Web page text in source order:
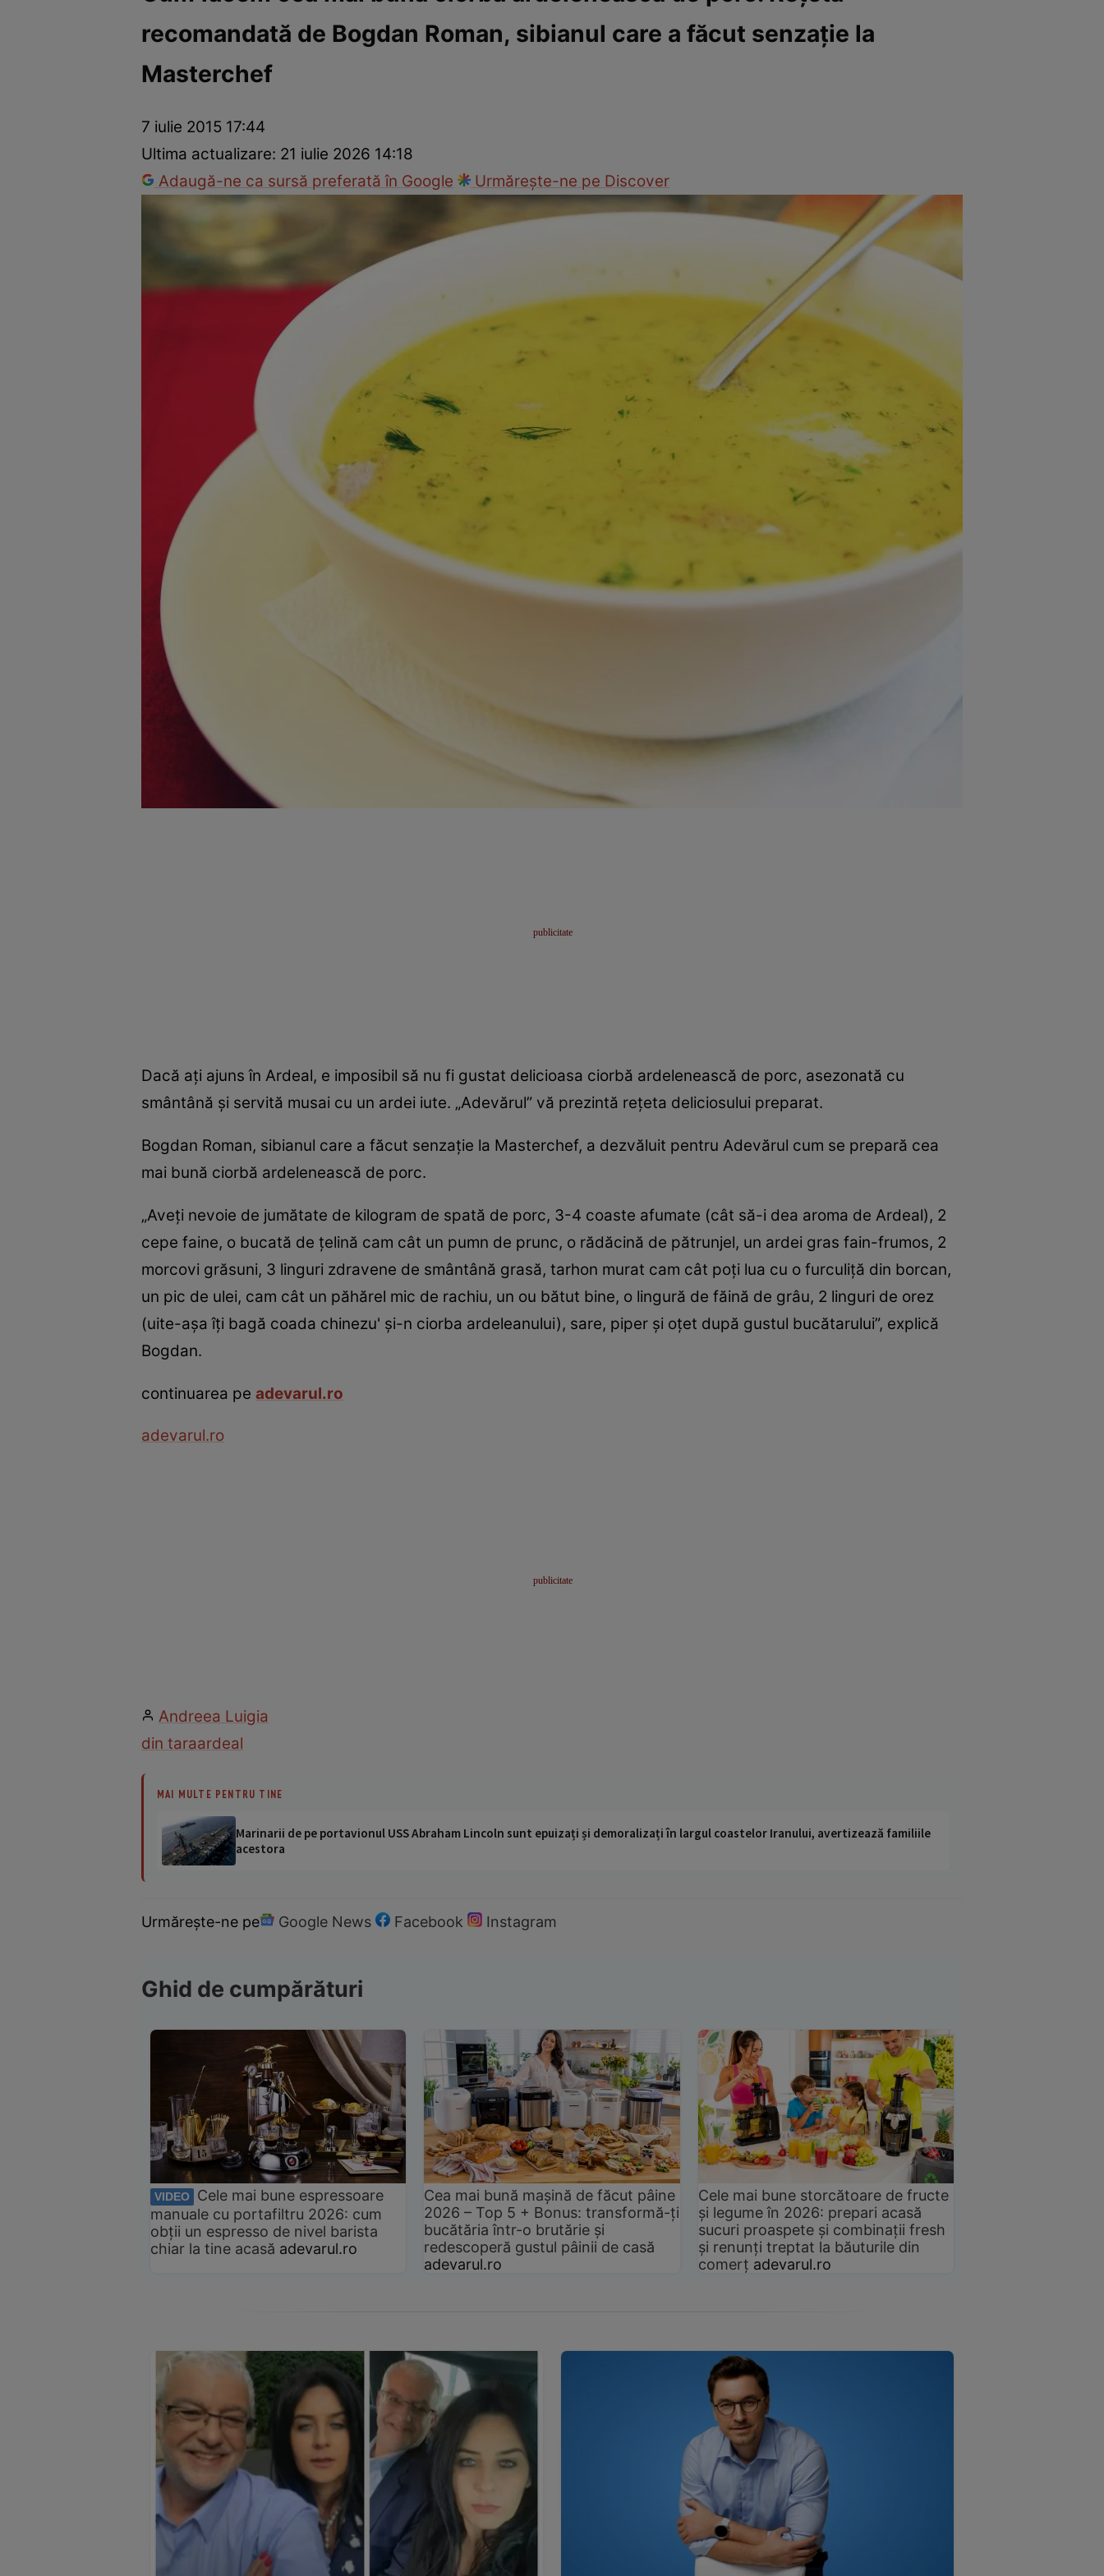
Mâncăruri rapideRețete cu legumeGătește sănătosRețete cu carneRețete de regimFelul principalMese festiveDeserturi
recomandată de Bogdan Roman, sibianul care a făcut senzaţie la
Masterchef
7 iulie 2015 17:44
Ultima actualizare: 21 iulie 2026 14:18
Adaugă-ne ca sursă preferată în Google
Urmărește-ne pe Discover
Dacă aţi ajuns în Ardeal, e imposibil să nu fi gustat delicioasa ciorbă ardelenească de porc, asezonată cu
smântână şi servită musai cu un ardei iute. „Adevărul” vă prezintă reţeta deliciosului preparat.
Bogdan Roman, sibianul care a făcut senzaţie la Masterchef, a dezvăluit pentru Adevărul cum se prepară cea
mai bună ciorbă ardelenească de porc.
„Aveţi nevoie de jumătate de kilogram de spată de porc, 3-4 coaste afumate (cât să-i dea aroma de Ardeal), 2
cepe faine, o bucată de ţelină cam cât un pumn de prunc, o rădăcină de pătrunjel, un ardei gras fain-frumos, 2
morcovi grăsuni, 3 linguri zdravene de smântână grasă, tarhon murat cam cât poţi lua cu o furculiţă din borcan,
un pic de ulei, cam cât un păhărel mic de rachiu, un ou bătut bine, o lingură de făină de grâu, 2 linguri de orez
(uite-aşa îţi bagă coada chinezu' şi-n ciorba ardeleanului), sare, piper şi oţet după gustul bucătarului”, explică
Bogdan.
continuarea pe adevarul.ro
adevarul.ro
Andreea Luigia
din taraardeal
MAI MULTE PENTRU TINE
Marinarii de pe portavionul USS Abraham Lincoln sunt epuizați și demoralizați în largul coastelor Iranului, avertizează familiile
acestora
Urmărește-ne pe Google News Facebook Instagram
Ghid de cumpărături
VIDEO
Cele mai bune espressoare
manuale cu portafiltru 2026: cum
obții un espresso de nivel barista
chiar la tine acasă adevarul.ro
Cea mai bună mașină de făcut pâine
2026 – Top 5 + Bonus: transformă-ți
bucătăria într-o brutărie și
redescoperă gustul pâinii de casă
adevarul.ro
Cele mai bune storcătoare de fructe
și legume în 2026: prepari acasă
sucuri proaspete și combinații fresh
și renunți treptat la băuturile din
comerț adevarul.ro